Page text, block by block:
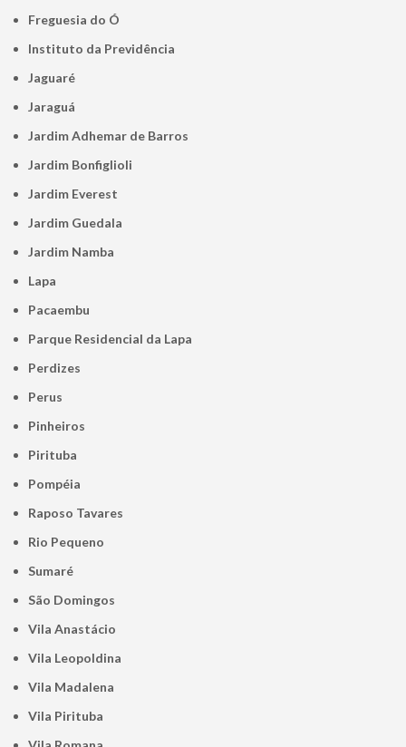
Freguesia do Ó
Instituto da Previdência
Jaguaré
Jaraguá
Jardim Adhemar de Barros
Jardim Bonfiglioli
Jardim Everest
Jardim Guedala
Jardim Namba
Lapa
Pacaembu
Parque Residencial da Lapa
Perdizes
Perus
Pinheiros
Pirituba
Pompéia
Raposo Tavares
Rio Pequeno
Sumaré
São Domingos
Vila Anastácio
Vila Leopoldina
Vila Madalena
Vila Pirituba